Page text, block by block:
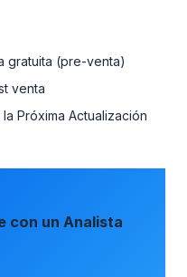
gratuita (pre-venta)
venta
Próxima Actualización
con un Analista